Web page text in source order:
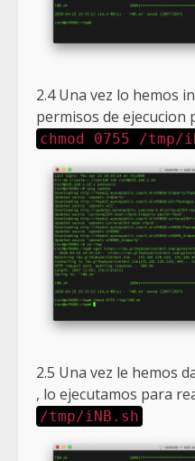
2.4 Una vez lo hemos
permisos de ejecucion
chmod 0755 /tmp/
2.5 Una vez le hemos
, lo ejecutamos para
/tmp/iNB.sh